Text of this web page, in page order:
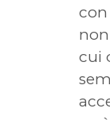
con
cui